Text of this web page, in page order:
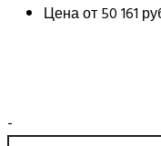
Цена от50 161
-